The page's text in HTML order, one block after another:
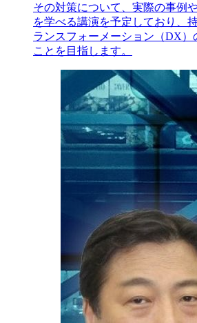
その対策について、実際の事例
を学べる講演を予定しており、
ランスフォーメーション（DX）
ことを目指します。